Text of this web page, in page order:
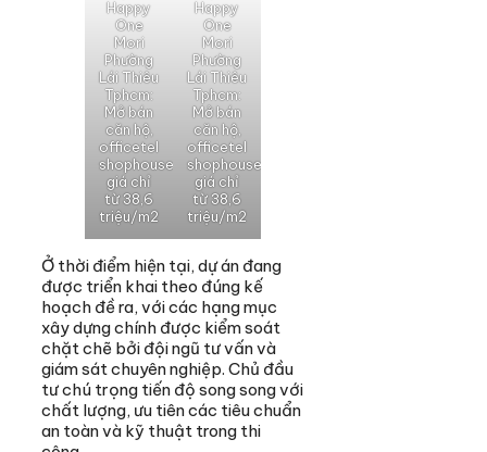
Happy
One
Mori
Phường
Lái Thiêu
Tphcm:
Mở bán
căn hộ,
officetel
shophouse
giá chỉ
từ 38,6
triệu/m2
Happy
One
Mori
Phường
Lái Thiêu
Tphcm:
Mở bán
căn hộ,
officetel
shophouse
giá chỉ
từ 38,6
triệu/m2
Ở thời điểm hiện tại, dự án đang
được triển khai theo đúng kế
hoạch đề ra, với các hạng mục
xây dựng chính được kiểm soát
chặt chẽ bởi đội ngũ tư vấn và
giám sát chuyên nghiệp. Chủ đầu
tư chú trọng tiến độ song song với
chất lượng, ưu tiên các tiêu chuẩn
an toàn và kỹ thuật trong thi